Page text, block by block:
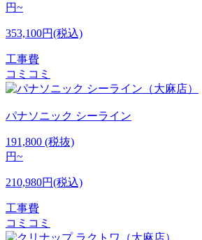
円~
353,100円(税込)
工事費
コミコミ
パナソニック シーライン
191,800 (税抜)
円~
210,980円(税込)
工事費
コミコミ